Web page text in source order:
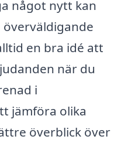
något nytt kan
en bra idé att
när du
i
jämföra olika
överblick över